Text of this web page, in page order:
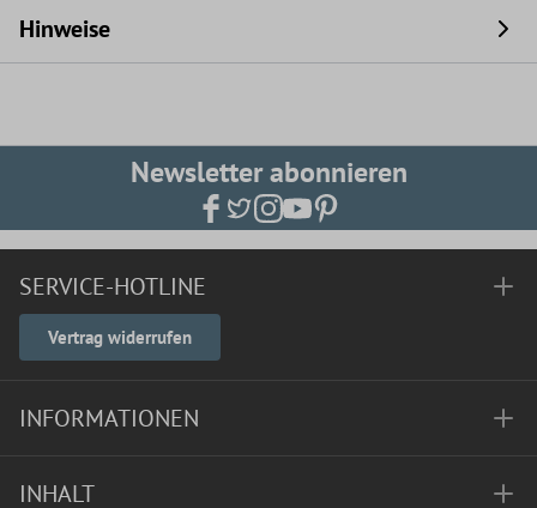
Hinweise
Newsletter abonnieren
SERVICE-HOTLINE
Vertrag widerrufen
INFORMATIONEN
INHALT